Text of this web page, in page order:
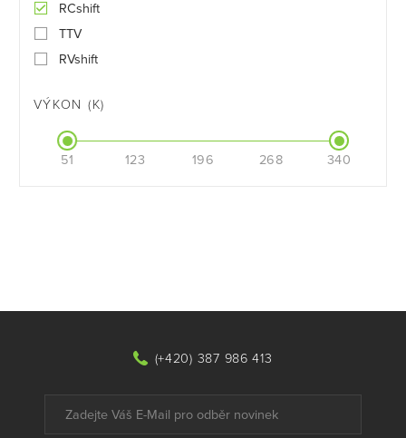
RCshift
TTV
RVshift
VÝKON (K)
51 123 196 268 340
(+420) 387 986 413